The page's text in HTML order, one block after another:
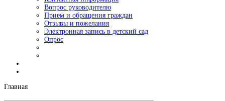
Вопрос руководителю
Прием и обращения граждан
Отзывы и пожелания
Электронная запись в детский сад
Опрос
Главная